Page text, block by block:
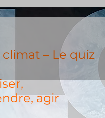
climat – Le quiz
agir